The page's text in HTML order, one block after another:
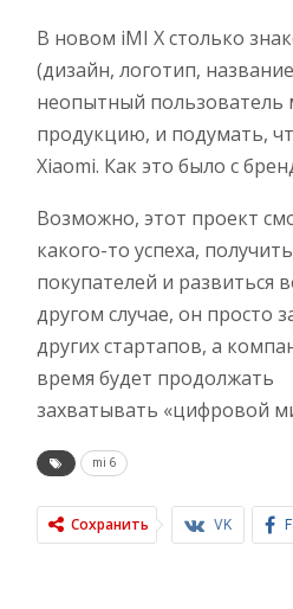
В новом iMI X столько
(дизайн, логотип,
неопытный пользователь
продукцию, и подумать,
Xiaomi. Как это было с
Возможно, этот проект
какого-то успеха,
покупателей и развиться
другом случае, он просто
других стартапов, а
время будет продолжать
захватывать «цифровой
mi 6
Сохранить VK